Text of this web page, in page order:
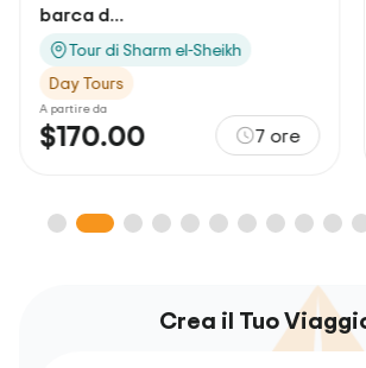
Tiran
Tour di Sharm el-Sheikh
Day Tours
A partire da
$60.00 Circa 8 ore
Crea il Tuo